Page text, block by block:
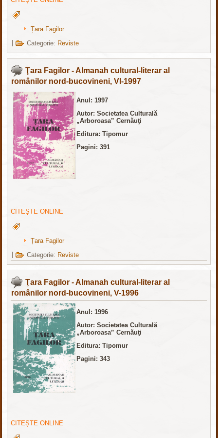
Țara Fagilor
Categorie: Reviste
Ţara Fagilor - Almanah cultural-literar al
românilor nord-bucovineni, VI-1997
Anul: 1997
Autor: Societatea Culturală
„Arboroasa” Cernăuţi
Editura: Tipomur
Pagini: 391
CITEȘTE ONLINE
Țara Fagilor
Categorie: Reviste
Ţara Fagilor - Almanah cultural-literar al
românilor nord-bucovineni, V-1996
Anul: 1996
Autor: Societatea Culturală
„Arboroasa” Cernăuţi
Editura: Tipomur
Pagini: 343
CITEȘTE ONLINE